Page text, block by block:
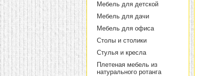
Мебель для детской
Мебель для дачи
Мебель для офиса
Столы и столики
Стулья и кресла
Плетеная мебель из
натурального ротанга